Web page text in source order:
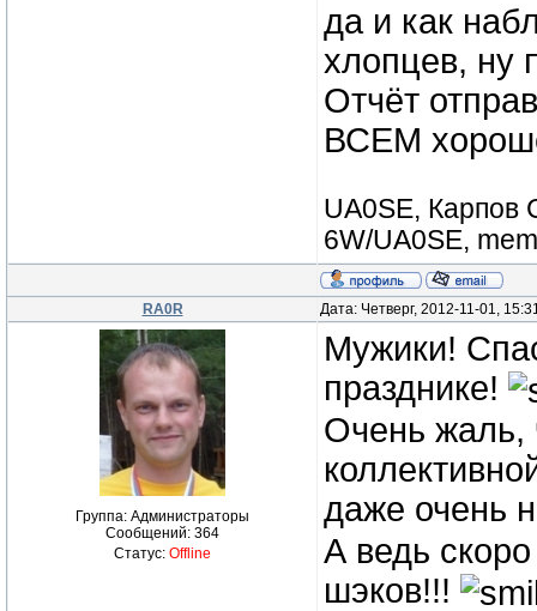
да и как
хлопцев, ну
Отчёт
ВСЕМ
UA0SE, Карпов
6W/UA0SE,
RA0R Дата: Четверг, 2012-11-01,
Группа: Администраторы
Сообщений: 364
Статус: Offline
Мужики!
празднике!
Очень жаль,
даже очень
А ведь
шэков!!!